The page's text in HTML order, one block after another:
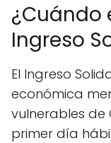
¿Cuándo
Ingreso
El Ingreso
económica
vulnerables de
primer día